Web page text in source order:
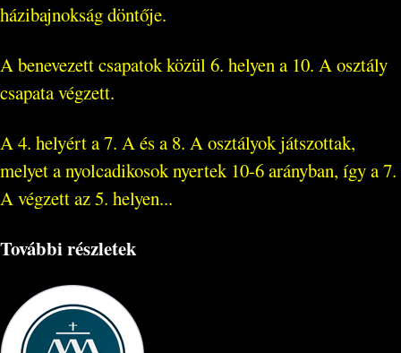
házibajnokság döntője.
A benevezett csapatok közül 6. helyen a 10. A osztály
csapata végzett.
A 4. helyért a 7. A és a 8. A osztályok játszottak,
melyet a nyolcadikosok nyertek 10-6 arányban, így a 7.
A végzett az 5. helyen...
További részletek